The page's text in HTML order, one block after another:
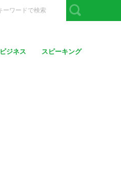
ビジネス スピーキング